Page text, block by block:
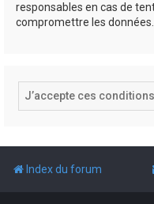
responsables en cas de
compromettre les données.
Index du forum